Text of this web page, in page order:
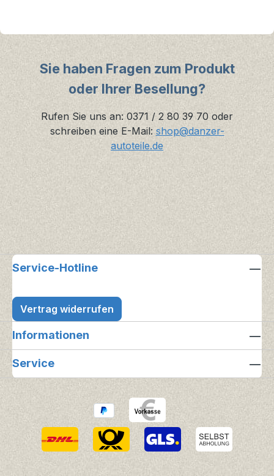
Sie haben Fragen zum Produkt
oder Ihrer Besellung?
Rufen Sie uns an: 0371 / 2 80 39 70 oder
schreiben eine E-Mail: shop@danzer-
autoteile.de
Service-Hotline
Vertrag widerrufen
Informationen
Service